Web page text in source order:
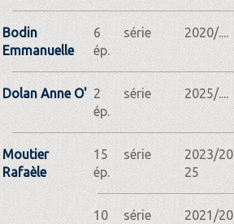
Bodin
Emmanuelle
6
ép.
série 2020/....
Dolan Anne O' 2
ép.
série 2025/....
Moutier
Rafaèle
15
ép.
série
2023/20
25
10
série
2021/20